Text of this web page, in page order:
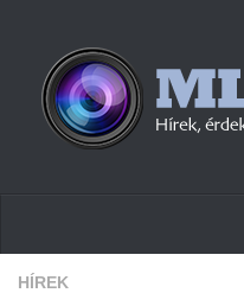
Hírek
HÍREK